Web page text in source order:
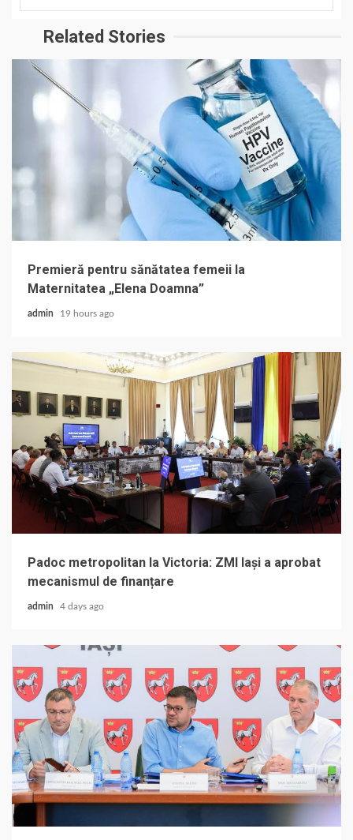
Related Stories
Premieră pentru sănătatea femeii la
Maternitatea „Elena Doamna”
admin 19 hours ago
Padoc metropolitan la Victoria: ZMI Iași a aprobat
mecanismul de finanțare
admin 4 days ago